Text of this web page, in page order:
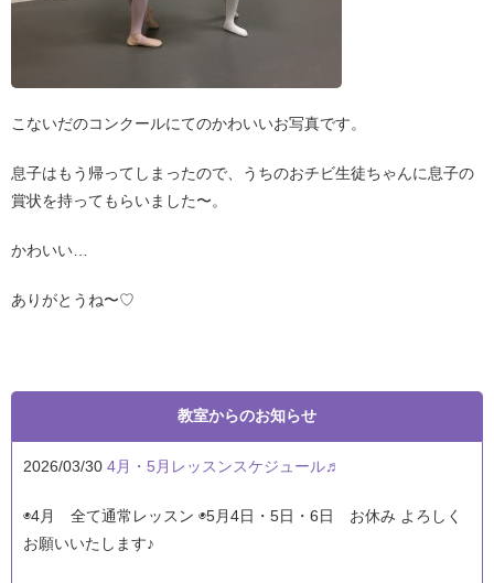
こないだのコンクールにてのかわいいお写真です。
息子はもう帰ってしまったので、うちのおチビ生徒ちゃんに息子の
賞状を持ってもらいました〜。
かわいい…
ありがとうね〜♡
教室からのお知らせ
2026/03/30 4月・5月レッスンスケジュール♬
◉4月 全て通常レッスン ◉5月4日・5日・6日 お休み よろしく
お願いいたします♪